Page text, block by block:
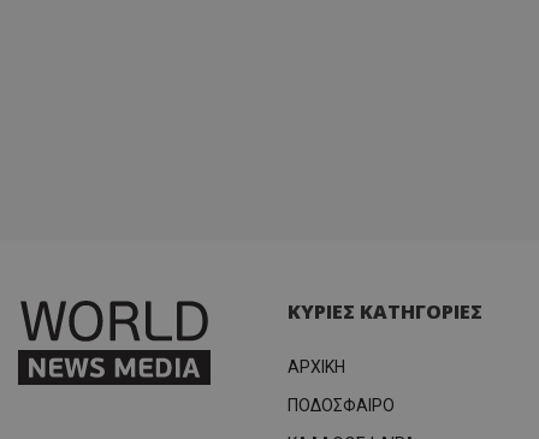
ΚΥΡΙΕΣ ΚΑΤΗΓΟΡΙΕΣ
ΑΡΧΙΚΗ
ΠΟΔΟΣΦΑΙΡΟ